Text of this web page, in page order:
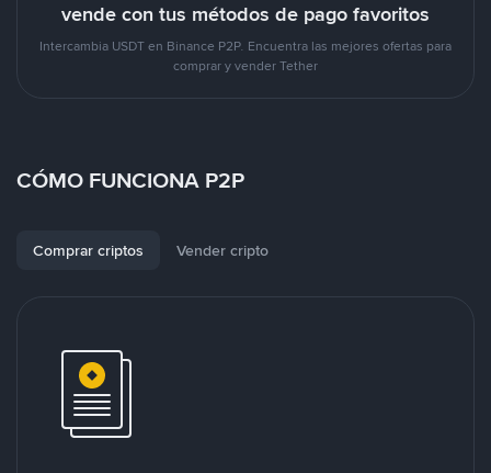
vende con tus métodos de pago favoritos
Intercambia USDT en Binance P2P. Encuentra las mejores ofertas para
comprar y vender Tether
CÓMO FUNCIONA P2P
Comprar criptos Vender cripto